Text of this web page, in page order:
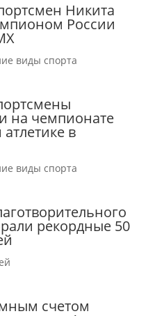
Никита
России
виды спорта
на чемпионате
в
виды спорта
рекордные 50
счетом